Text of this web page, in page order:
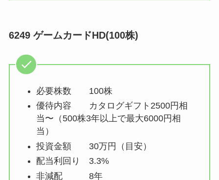
6249 ゲームカードHD(100株)
必要株数 100株
優待内容 カタログギフト2500円相
当〜（500株3年以上で最大6000円相
当）
投資金額 30万円（目安）
配当利回り 3.3%
非減配 8年